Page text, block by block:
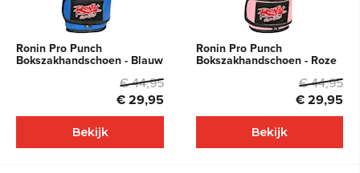
Ronin Pro Punch
Bokszakhandschoen - Blauw
€ 44,95
€ 29,95
Bekijk
Ronin Pro Punch
Bokszakhandschoen - Roze
€ 44,95
€ 29,95
Bekijk